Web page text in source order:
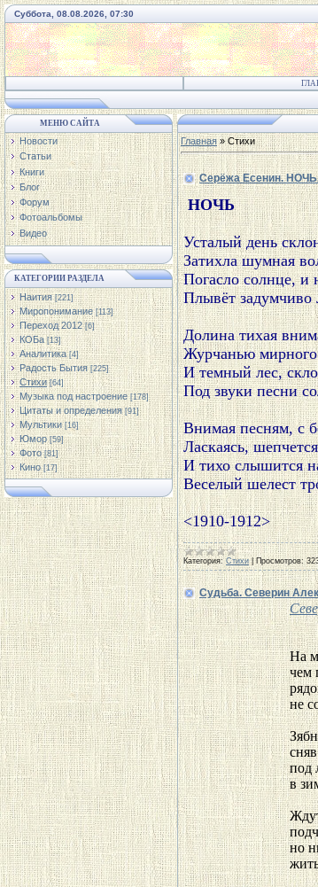
Суббота, 08.08.2026, 07:30
МЕНЮ САЙТА
Новости
Статьи
Книги
Блог
Форум
Фотоальбомы
Видео
КАТЕГОРИИ РАЗДЕЛА
Наития [221]
Миропонимание [113]
Переход 2012 [6]
КОБа [13]
Аналитика [4]
Радость Бытия [225]
Стихи [64]
Музыка под настроение [178]
Цитаты и определения [91]
Мультики [16]
Юмор [59]
Фото [81]
Кино [17]
Главная»Стихи
Серёжа Есенин.
НОЧЬ
Усталый день
Затихла шумная
Погасло солнце, и
Плывёт задумчиво
Долина тихая
Журчанью мирного
И темный лес,
Под звуки песни
Внимая песням, с
Ласкаясь,
И тихо слышится
Веселый шелест
Категория: Стихи |Просмотров:
Судьба. Северин
На
чем
не
под
в
но